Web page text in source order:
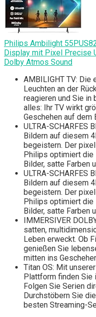
Philips Ambilight
Display mit Pixel Precise
Dolby Atmos Sound
AMBILIGHT TV: Die
Leuchten an der
reagieren und Sie in
alles: Ihr TV wirkt
Geschehen auf dem
ULTRA-SCHARFES
Bildern auf diesem
begeistern. Der
Philips optimiert
Bilder, satte Farben
ULTRA-SCHARFES
Bildern auf diesem
begeistern. Der
Philips optimiert
Bilder, satte Farben
IMMERSIVER
satten,
Leben erweckt. Ob
genießen Sie
mitten ins
Titan OS: Mit
Plattform finden Sie
Folgen Sie Serien
Durchstöbern Sie
besten Streaming-